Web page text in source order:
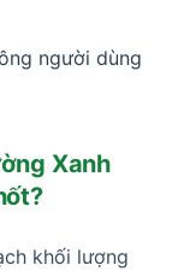
người dùng
Xanh
khối lượng